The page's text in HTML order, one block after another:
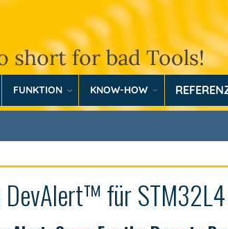
short for bad Tools!
FUNKTION KNOW-HOW
DevAlert™ für